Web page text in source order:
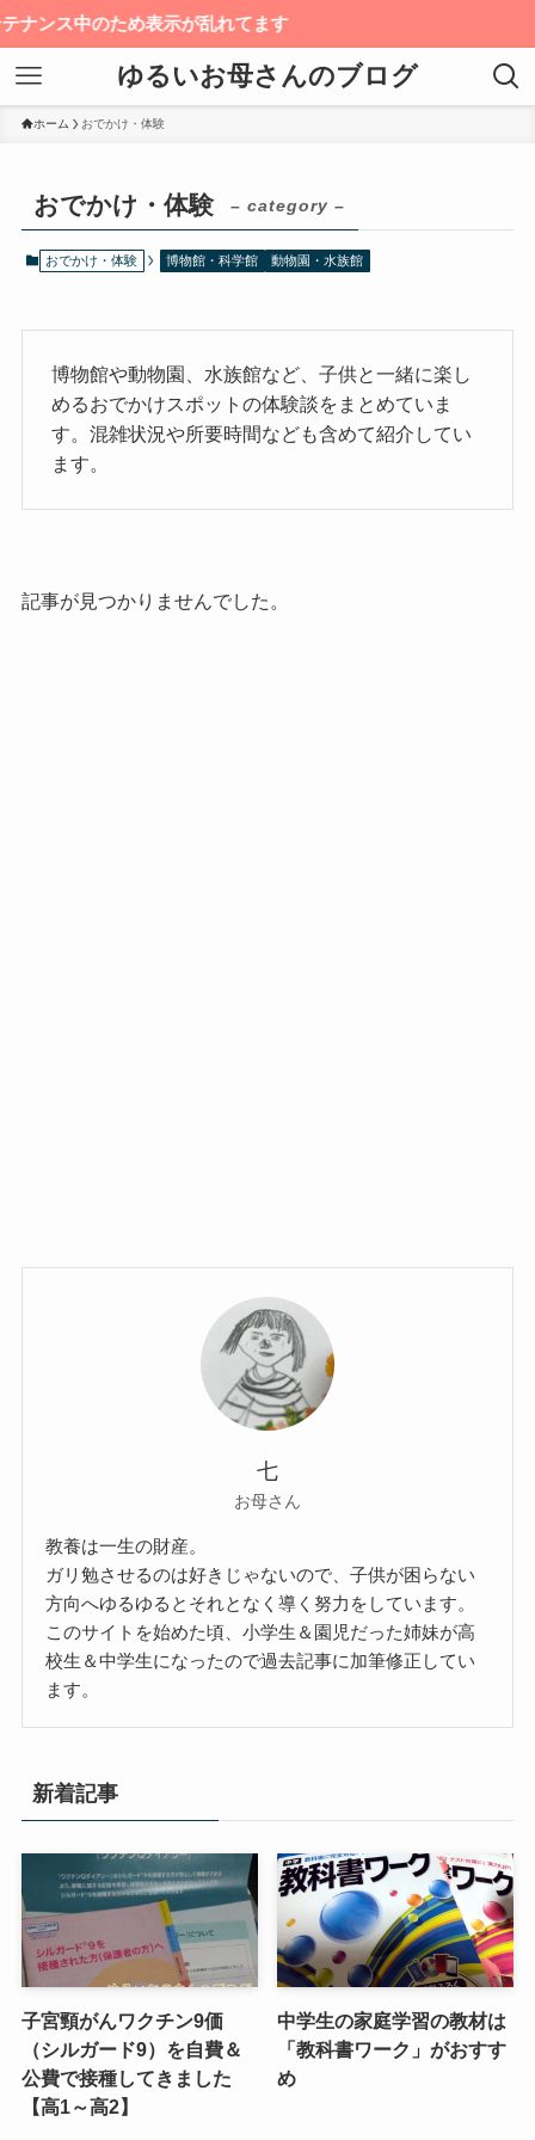
ス中のため表示が乱れてます
ゆるいお母さんのブログ
ホーム おでかけ・体験
おでかけ・体験 – category –
おでかけ・体験 博物館・科学館 動物園・水族館
博物館や動物園、水族館など、子供と一緒に楽し
めるおでかけスポットの体験談をまとめていま
す。混雑状況や所要時間なども含めて紹介してい
ます。
記事が見つかりませんでした。
七
お母さん
教養は一生の財産。
ガリ勉させるのは好きじゃないので、子供が困らない
方向へゆるゆるとそれとなく導く努力をしています。
このサイトを始めた頃、小学生＆園児だった姉妹が高
校生＆中学生になったので過去記事に加筆修正してい
ます。
新着記事
子宮頸がんワクチン9価
（シルガード9）を自費＆
公費で接種してきました
【高1～高2】
中学生の家庭学習の教材は
「教科書ワーク」がおすす
め